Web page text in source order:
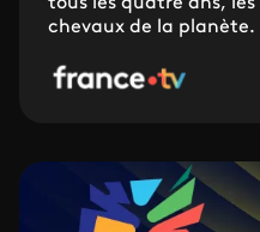
chevaux de la planète.